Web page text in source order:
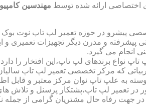
اختصاصی ارائه شده توسط مهندسین
پیشرو در حوزه تعمیر لپ تاپ نوت
پیشرفته و مدرن دیگر تجهیزات تعمیری و
انجام می گیرد.
برندهای لپ تاپ،این افتخار را
که مرکز تخصصی تعمیر لپ تاپ
به علپ تاپ نوان مرکز معتبر و قابل
تعمیر لپ تاپ،پشتکار پرسنل و تلاش
جهت رفاه حال مشتریان گرامی از جمله